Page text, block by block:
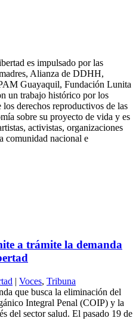
es impulsado por las
Alianza de DDHH,
Guayaquil, Fundación Lunita
un trabajo histórico por los
derechos reproductivos de las
sobre su proyecto de vida y es
activistas, organizaciones
comunidad nacional e
a trámite la demanda
| Voces, Tribuna
que busca la eliminación del
Integral Penal (COIP) y la
del sector salud. El pasado 19 de